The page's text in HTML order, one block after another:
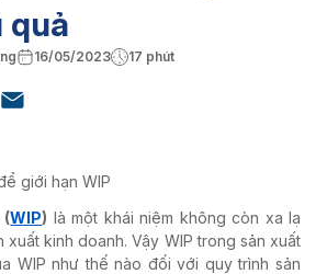
quả
16/05/2023 17 phút
giới hạn WIP
(WIP) là một khái niệm không còn xa lạ
kinh doanh. Vậy WIP trong sản xuất
WIP như thế nào đối với quy trình sản